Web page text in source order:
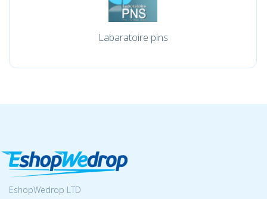
Labaratoire pins
EshopWedrop LTD